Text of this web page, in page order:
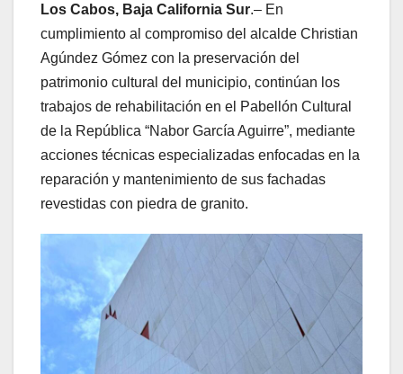
Los Cabos, Baja California Sur.– En
cumplimiento al compromiso del alcalde Christian
Agúndez Gómez con la preservación del
patrimonio cultural del municipio, continúan los
trabajos de rehabilitación en el Pabellón Cultural
de la República “Nabor García Aguirre”, mediante
acciones técnicas especializadas enfocadas en la
reparación y mantenimiento de sus fachadas
revestidas con piedra de granito.